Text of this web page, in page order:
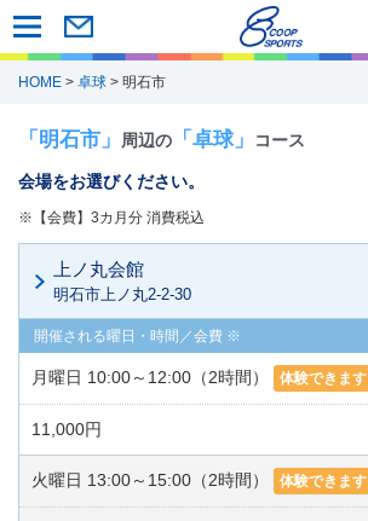
HOME > 卓球 > 明石市
「明石市」 周辺の 「卓球」 コース
会場をお選びください。
※【会費】3カ月分 消費税込
上ノ丸会館
明石市上ノ丸2-2-30
月曜日 10:00～12:00（2時間） 体験できます
11,000円
火曜日 13:00～15:00（2時間） 体験できます